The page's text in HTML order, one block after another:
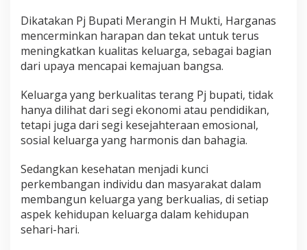
n
g
a
t
a
H
a
r
g
a
a
s
k
e
-
Dikatakan Pj Bupati Merangin H Mukti, Harganas
mencerminkan harapan dan tekat untuk terus
meningkatkan kualitas keluarga, sebagai bagian
dari upaya mencapai kemajuan bangsa.
Keluarga yang berkualitas terang Pj bupati, tidak
hanya dilihat dari segi ekonomi atau pendidikan,
tetapi juga dari segi kesejahteraan emosional,
sosial keluarga yang harmonis dan bahagia.
Sedangkan kesehatan menjadi kunci
perkembangan individu dan masyarakat dalam
membangun keluarga yang berkualias, di setiap
aspek kehidupan keluarga dalam kehidupan
sehari-hari.